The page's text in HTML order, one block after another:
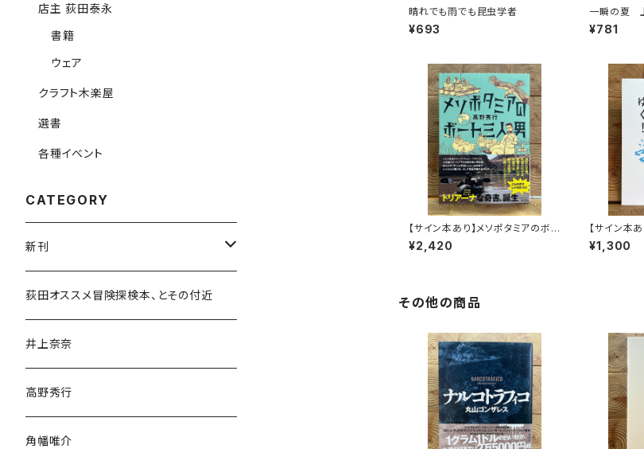
晴れでも雨でも昆虫学者
¥693
一瞬の夏
¥781
【サイン本あり】メソポタミアのボ
ート三人男
¥2,420
【サイン本
く！
¥1,300
その他の商品
店主 荻田泰永
書籍
ウェア
クラフト木楽屋
選書
各種イベント
CATEGORY
新刊
和書
文学・小説・物語
随筆・ノンフィクション・その他
荻田オススメ冒険探検本、とその付近
井上奈奈
高野秀行
角幡唯介